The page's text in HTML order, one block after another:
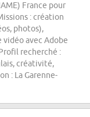
France pour
: création
photos),
avec Adobe
recherché :
créativité,
: La Garenne-